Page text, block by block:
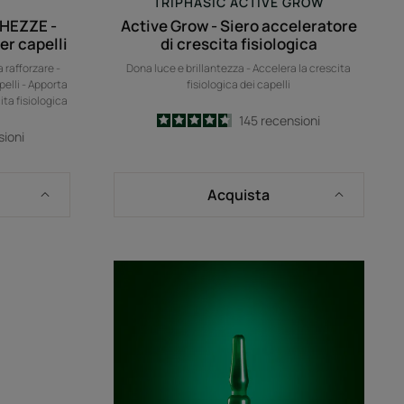
-
capelli
rafforzare -
- Apporta
fisiologica
Active Grow - Siero acceleratore
di crescita fisiologica
Dona luce e brillantezza - Accelera la crescita
fisiologica dei capelli
4.7
/5
145 recensioni
Acquista
Trattamento
2-
in-